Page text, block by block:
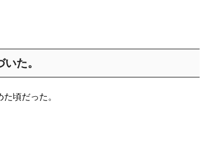
た。
頃だった。